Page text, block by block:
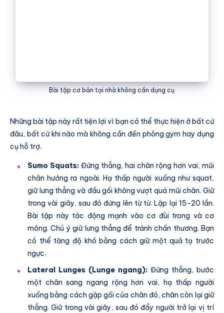
Bài tập cơ bản tại nhà không cần dụng cụ
Những bài tập này rất tiện lợi vì bạn có thể thực hiện ở bất cứ
đâu, bất cứ khi nào mà không cần đến phòng gym hay dụng
cụ hỗ trợ.
Sumo Squats: Đứng thẳng, hai chân rộng hơn vai, mũi
chân hướng ra ngoài. Hạ thấp người xuống như squat,
giữ lưng thẳng và đầu gối không vượt quá mũi chân. Giữ
trong vài giây, sau đó đứng lên từ từ. Lặp lại 15-20 lần.
Bài tập này tác động mạnh vào cơ đùi trong và cơ
mông. Chú ý giữ lưng thẳng để tránh chấn thương. Bạn
có thể tăng độ khó bằng cách giữ một quả tạ trước
ngực.
Lateral Lunges (Lunge ngang): Đứng thẳng, bước
một chân sang ngang rộng hơn vai, hạ thấp người
xuống bằng cách gập gối của chân đó, chân còn lại giữ
thẳng. Giữ trong vài giây, sau đó đẩy người trở lại vị trí